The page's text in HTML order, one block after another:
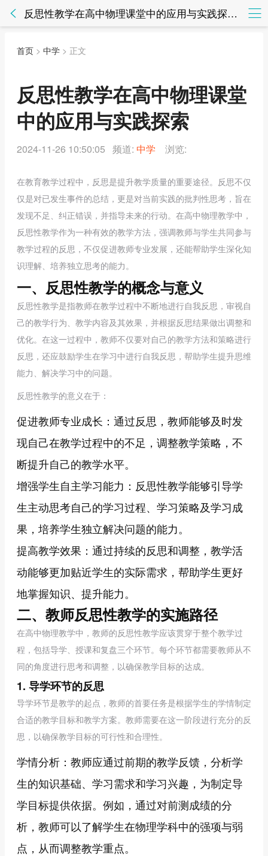
反思性教学在高中物理课堂中的应用与实践探索 - 中学 - 知法网知法网
首页 > 中学 > 正文
反思性教学在高中物理课堂
中的应用与实践探索
2024-11-26 10:50:05 频道: 中学 浏览:
在教育教学过程中，反思是提升教学质量的重要途径。反思不仅
仅是对已发生事件的总结，更是对当前实践的批判性思考，旨在
发现不足、纠正错误，并指导未来的行动。在高中物理教学中，
反思性教学作为一种有效的教学方法，强调教师与学生共同参与
教学过程的反思，不仅促进教师专业发展，还能帮助学生深化知
识理解、培养独立思考的能力。
一、反思性教学的概念与意义
反思性教学是指教师在教学过程中不断地进行自我反思，审视自
己的教学行为、教学内容及其效果，并根据反思结果做出调整和
优化。在这一过程中，教师不仅要对自己的教学方法和策略进行
反思，还应鼓励学生在学习中进行自我反思，帮助学生提升思维
能力、解决学习中的问题。
反思性教学的意义在于：
促进教师专业成长：通过反思，教师能够及时发
现自己在教学过程中的不足，调整教学策略，不
断提升自己的教学水平。
增强学生自主学习能力：反思性教学能够引导学
生主动思考自己的学习过程、学习策略及学习成
果，培养学生独立解决问题的能力。
提高教学效果：通过持续的反思和调整，教学活
动能够更加贴近学生的实际需求，帮助学生更好
地掌握知识、提升能力。
二、教师反思性教学的实施路径
在高中物理教学中，教师的反思性教学应该贯穿于整个教学过
程，包括导学、授课和复盘三个环节。每个环节都需要教师从不
同的角度进行思考和调整，以确保教学目标的达成。
1. 导学环节的反思
导学环节是教学的起点，教师的首要任务是根据学生的学情制定
合适的教学目标和教学方案。教师需要在这一阶段进行充分的反
思，以确保教学目标的可行性和合理性。
学情分析：教师应通过前期的教学反馈，分析学
生的知识基础、学习需求和学习兴趣，为制定导
学目标提供依据。例如，通过对前测成绩的分
析，教师可以了解学生在物理学科中的强项与弱
点，从而调整教学重点。